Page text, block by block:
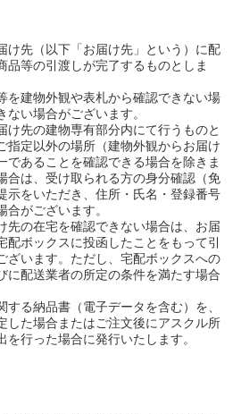
け先（以下「お届け先」という）に配
品等の引渡しが完了するものとしま
を建物外観や表札から確認できない場
い場合がございます。
け先の建物専有部分内にて行うものと
指定以外の場所（建物外観からお届け
であることを確認できる場合を除きま
合は、受け取られる方の身分確認（免
示をいただき、住所・氏名・登録番号
がございます。
先の在宅を確認できない場合は、お届
配ボックスに投函したことをもって引
ざいます。ただし、宅配ボックスへの
に配送業者の所定の条件を満たす場合
する納品書（電子データを含む）を、
した場合またはご注文後にアスクル所
を行った場合に発行いたします。